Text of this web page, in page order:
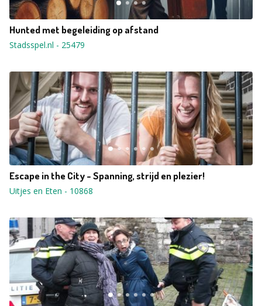
Hunted met begeleiding op afstand
Stadsspel.nl - 25479
Escape in the City - Spanning, strijd en plezier!
Uitjes en Eten - 10868